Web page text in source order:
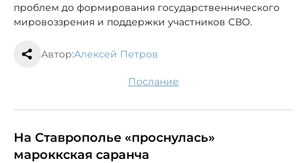
проблем до формирования государственнического
мировоззрения и поддержки участников СВО.
Автор:Алексей Петров
послание
На Ставрополье «проснулась»
мароккская саранча